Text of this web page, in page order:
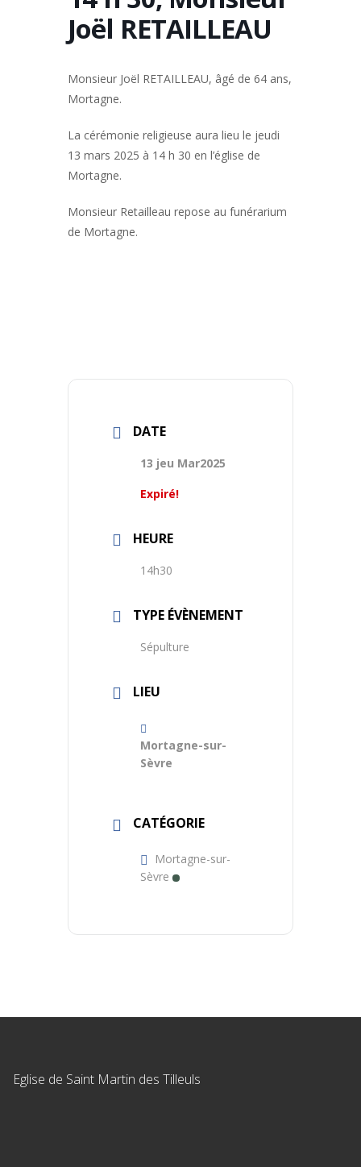
Joël RETAILLEAU
Monsieur Joël RETAILLEAU, âgé de 64 ans,
Mortagne.
La cérémonie religieuse aura lieu le jeudi
13 mars 2025 à 14 h 30 en l’église de
Mortagne.
Monsieur Retailleau repose au funérarium
de Mortagne.
DATE
13 jeu Mar2025
Expiré!
HEURE
14h30
TYPE ÉVÈNEMENT
Sépulture
LIEU
Mortagne-sur-
Sèvre
CATÉGORIE
Mortagne-sur-
Sèvre
Eglise de Saint Martin des Tilleuls